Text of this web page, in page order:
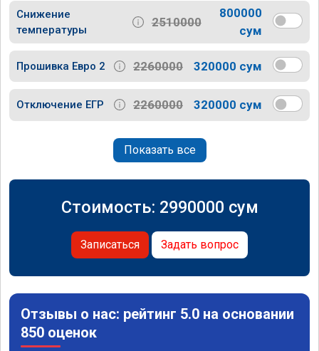
Снижение
температуры
2510000
800000
сум
Прошивка Евро 2 2260000 320000 сум
Отключение ЕГР 2260000 320000 сум
Показать все
Стоимость: 2990000 сум
Записаться Задать вопрос
Отзывы о нас: рейтинг 5.0 на основании
850 оценок